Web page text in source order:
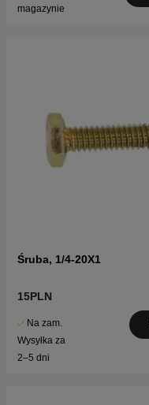
magazynie
Śruba, 1/4-20X1
15PLN
Na zam.
Wysyłka za
2–5 dni